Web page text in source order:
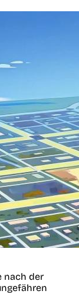
nach der